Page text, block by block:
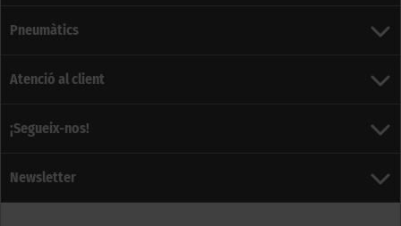
Pneumàtics
Atenció al client
¡Segueix-nos!
Newsletter